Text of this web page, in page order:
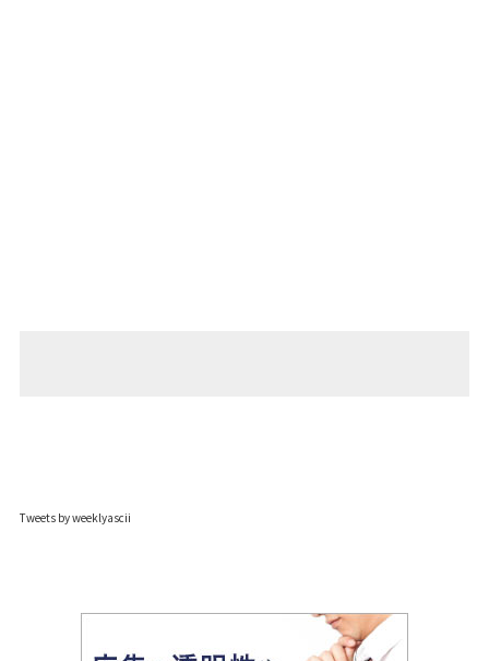
Tweets by weeklyascii